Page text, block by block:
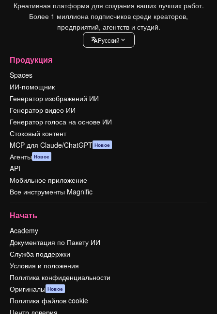
Креативная платформа для создания ваших лучших работ.
Более 1 миллиона подписчиков среди креаторов,
предприятий, агентств и студий.
Pусский
Продукция
Spaces
ИИ-помощник
Генератор изображений ИИ
Генератор видео ИИ
Генератор голоса на основе ИИ
Стоковый контент
MCP для Claude/ChatGPT Новое
Агенты Новое
API
Мобильное приложение
Все инструменты Magnific
Начать
Academy
Документация по Пакету ИИ
Служба поддержки
Условия и положения
Политика конфиденциальности
Оригиналы Новое
Политика файлов cookie